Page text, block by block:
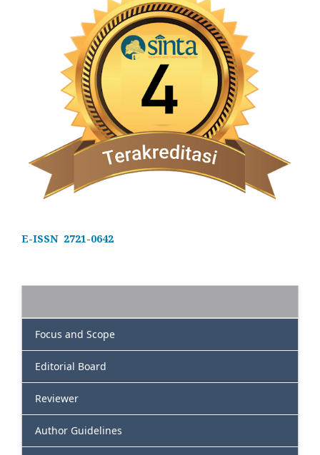
E-ISSN 2721-0642
Focus and Scope
Editorial Board
Reviewer
Author Guidelines